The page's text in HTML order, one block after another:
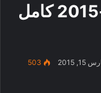
لوتشا أندرجراوند 5-3-2015 كامل
2015
503